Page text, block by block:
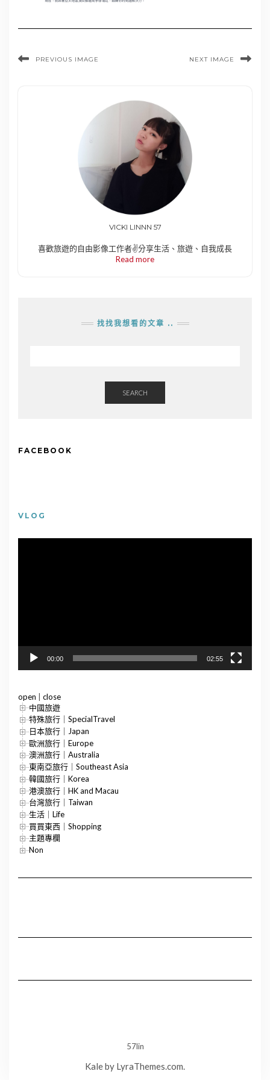
PREVIOUS IMAGE NEXT IMAGE
VICKI LINNN 57
喜歡旅遊的自由影像工作者✌️分享生活、旅遊、自我成長
Read more
找找我想看的文章 ..
SEARCH
FACEBOOK
VLOG
00:00 02:55
open
close
中國旅遊
特殊旅行｜SpecialTravel
日本旅行｜Japan
歐洲旅行｜Europe
澳洲旅行｜Australia
東南亞旅行｜Southeast Asia
韓國旅行｜Korea
港澳旅行｜HK and Macau
台灣旅行｜Taiwan
生活｜Life
買買東西｜Shopping
主題專欄
Non
57lin
Kaleby LyraThemes.com.